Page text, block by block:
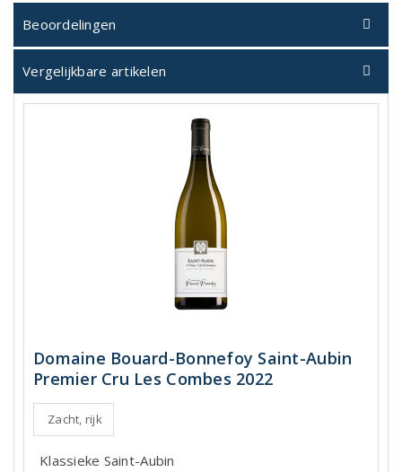
Beoordelingen
Vergelijkbare artikelen
Domaine Bouard-Bonnefoy Saint-Aubin
Premier Cru Les Combes 2022
Zacht, rijk
Klassieke Saint-Aubin